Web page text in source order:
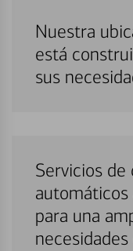
Nuestra
está
sus
Servicios de
automáticos
para una